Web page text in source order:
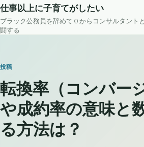
Skip to content
仕事以上に子育てがしたい
ブラック公務員を辞めて０からコンサルタント
闘する
投稿
転換率（コンバー
や成約率の意味と
る方法は？